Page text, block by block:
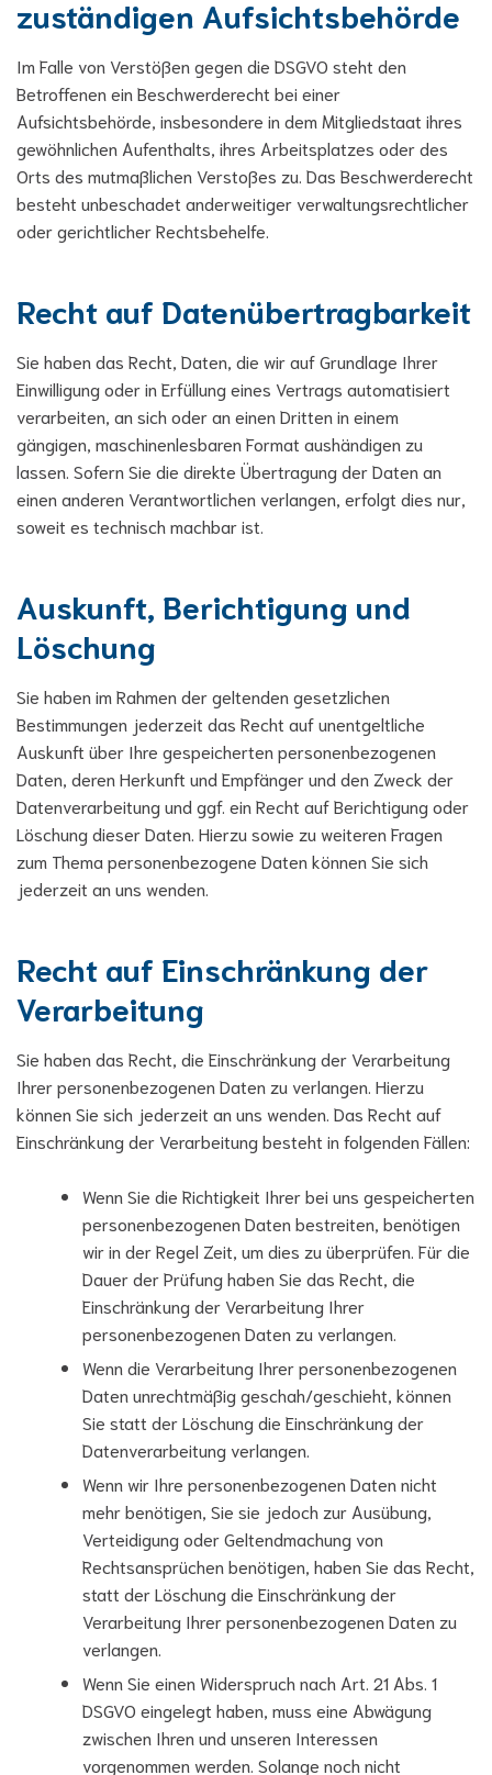
zuständigen Aufsichts­behörde
Im Falle von Verstößen gegen die DSGVO steht den
Betroffenen ein Beschwerderecht bei einer
Aufsichtsbehörde, insbesondere in dem Mitgliedstaat ihres
gewöhnlichen Aufenthalts, ihres Arbeitsplatzes oder des
Orts des mutmaßlichen Verstoßes zu. Das Beschwerderecht
besteht unbeschadet anderweitiger verwaltungsrechtlicher
oder gerichtlicher Rechtsbehelfe.
Recht auf Daten­übertrag­barkeit
Sie haben das Recht, Daten, die wir auf Grundlage Ihrer
Einwilligung oder in Erfüllung eines Vertrags automatisiert
verarbeiten, an sich oder an einen Dritten in einem
gängigen, maschinenlesbaren Format aushändigen zu
lassen. Sofern Sie die direkte Übertragung der Daten an
einen anderen Verantwortlichen verlangen, erfolgt dies nur,
soweit es technisch machbar ist.
Auskunft, Berichtigung und
Löschung
Sie haben im Rahmen der geltenden gesetzlichen
Bestimmungen jederzeit das Recht auf unentgeltliche
Auskunft über Ihre gespeicherten personenbezogenen
Daten, deren Herkunft und Empfänger und den Zweck der
Datenverarbeitung und ggf. ein Recht auf Berichtigung oder
Löschung dieser Daten. Hierzu sowie zu weiteren Fragen
zum Thema personenbezogene Daten können Sie sich
jederzeit an uns wenden.
Recht auf Einschränkung der
Verarbeitung
Sie haben das Recht, die Einschränkung der Verarbeitung
Ihrer personenbezogenen Daten zu verlangen. Hierzu
können Sie sich jederzeit an uns wenden. Das Recht auf
Einschränkung der Verarbeitung besteht in folgenden Fällen:
Wenn Sie die Richtigkeit Ihrer bei uns gespeicherten
personenbezogenen Daten bestreiten, benötigen
wir in der Regel Zeit, um dies zu überprüfen. Für die
Dauer der Prüfung haben Sie das Recht, die
Einschränkung der Verarbeitung Ihrer
personenbezogenen Daten zu verlangen.
Wenn die Verarbeitung Ihrer personenbezogenen
Daten unrechtmäßig geschah/geschieht, können
Sie statt der Löschung die Einschränkung der
Datenverarbeitung verlangen.
Wenn wir Ihre personenbezogenen Daten nicht
mehr benötigen, Sie sie jedoch zur Ausübung,
Verteidigung oder Geltendmachung von
Rechtsansprüchen benötigen, haben Sie das Recht,
statt der Löschung die Einschränkung der
Verarbeitung Ihrer personenbezogenen Daten zu
verlangen.
Wenn Sie einen Widerspruch nach Art. 21 Abs. 1
DSGVO eingelegt haben, muss eine Abwägung
zwischen Ihren und unseren Interessen
vorgenommen werden. Solange noch nicht